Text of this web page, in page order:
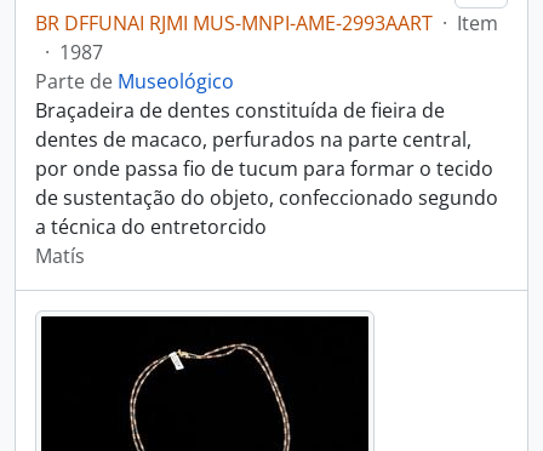
BR DFFUNAI RJMI MUS-MNPI-AME-2993AART · Item
· 1987
Parte de Museológico
Braçadeira de dentes constituída de fieira de
dentes de macaco, perfurados na parte central,
por onde passa fio de tucum para formar o tecido
de sustentação do objeto, confeccionado segundo
a técnica do entretorcido
Matís